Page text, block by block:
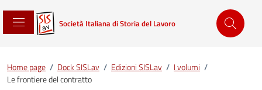
Società Italiana di Storia del Lavoro
Home page / Dock SISLav / Edizioni SISLav / I volumi /
Le frontiere del contratto